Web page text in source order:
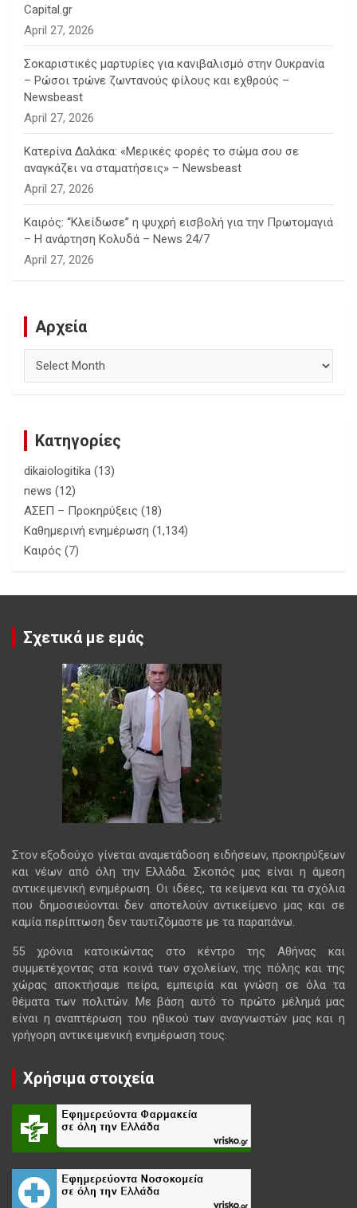
Capital.gr
April 27, 2026
Σοκαριστικές μαρτυρίες για κανιβαλισμό στην Ουκρανία
– Ρώσοι τρώνε ζωντανούς φίλους και εχθρούς –
Newsbeast
April 27, 2026
Κατερίνα Δαλάκα: «Μερικές φορές το σώμα σου σε
αναγκάζει να σταματήσεις» – Newsbeast
April 27, 2026
Καιρός: “Κλείδωσε” η ψυχρή εισβολή για την Πρωτομαγιά
– Η ανάρτηση Κολυδά – News 24/7
April 27, 2026
Αρχεία
Κατηγορίες
dikaiologitika (13)
news (12)
ΑΣΕΠ – Προκηρύξεις (18)
Καθημερινή ενημέρωση (1,134)
Καιρός (7)
Σχετικά με εμάς
Στον εξοδούχο γίνεται αναμετάδοση ειδήσεων, προκηρύξεων
και νέων από όλη την Ελλάδα. Σκοπός μας είναι η άμεση
αντικειμενική ενημέρωση. Οι ιδέες, τα κείμενα και τα σχόλια
που δημοσιεύονται δεν αποτελούν αντικείμενο μας και σε
καμία περίπτωση δεν ταυτιζόμαστε με τα παραπάνω.
55 χρόνια κατοικώντας στο κέντρο της Αθήνας και
συμμετέχοντας στα κοινά των σχολείων, της πόλης και της
χώρας αποκτήσαμε πείρα, εμπειρία και γνώση σε όλα τα
θέματα των πολιτών. Με βάση αυτό το πρώτο μέλημά μας
είναι η αναπτέρωση του ηθικού των αναγνωστών μας και η
γρήγορη αντικειμενική ενημέρωση τους.
Χρήσιμα στοιχεία